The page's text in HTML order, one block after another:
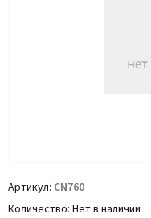
Артикул CN760
Количество Нет в наличии